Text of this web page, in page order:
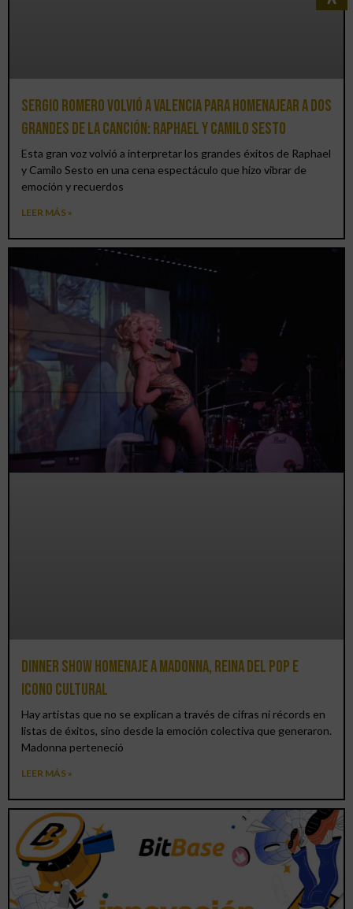
Sergio Romero volvió a Valencia para homenajear a dos
grandes de la canción: Raphael y Camilo Sesto
Esta gran voz volvió a interpretar los grandes éxitos de Raphael
y Camilo Sesto en una cena espectáculo que hizo vibrar de
emoción y recuerdos
LEER MÁS »
Dinner Show homenaje a Madonna, reina del pop e
icono cultural
Hay artistas que no se explican a través de cifras ni récords en
listas de éxitos, sino desde la emoción colectiva que generaron.
Madonna perteneció
LEER MÁS »